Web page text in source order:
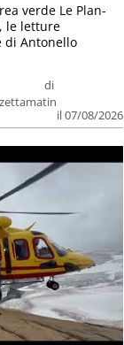
di
il 07/08/2026
verde Le Plan-
le letture
di Antonello